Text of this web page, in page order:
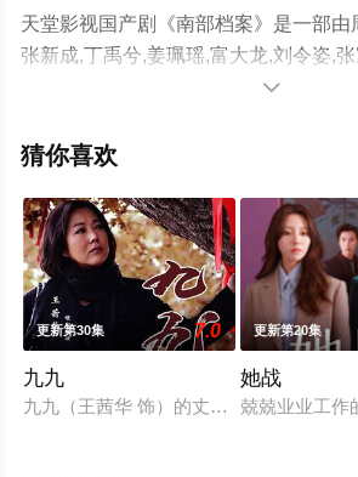
天堂影视国产剧《南部档案》是一部由
张新成,丁禹兮,姜珮瑶,富大龙,刘令姿,
徐正溪,韩栋,季肖冰,徐振轩,程相,应灏铭
免费观看高清未删减完整版电视剧全集
台了解。

猜你喜欢
更新第30集 7.0
九九
九九（王茜华 饰）的丈夫在一场意外中
更新第20集
她战
兢兢业业工作